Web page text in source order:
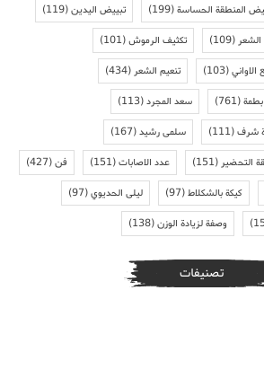
المنطقة الحساسة(199) تبييض اليدين(119)
الشعر(109) تكثيف الرموش(101)
الاواني(103) تنعيم الشعر(434)
بطمة(761) سعد المجرد(113)
شرف(111) سلمى رشيد(167)
التحضير(151) عدد الاصابات(151) فن(427)
كيكة بالشكلاط(97) ليلى الحديوي(97)
وصفة لزيادة الوزن(138)
تصنيفات